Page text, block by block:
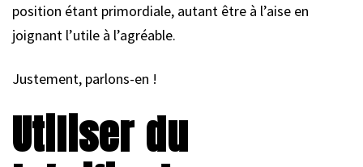
position étant primordiale, autant être à l’aise en
joignant l’utile à l’agréable.
Justement, parlons-en !
Utiliser du